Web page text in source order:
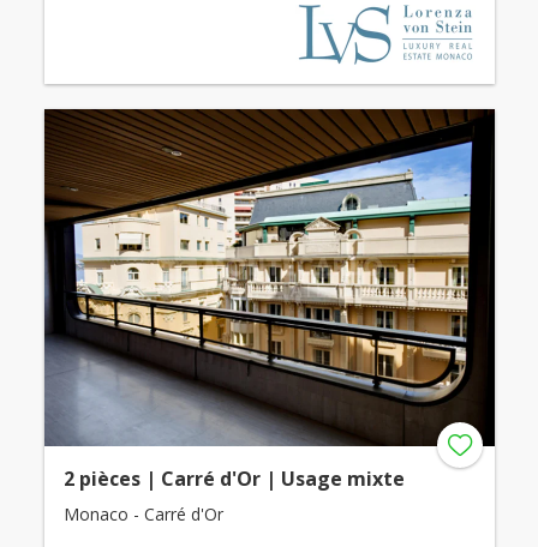
2 pièces | Carré d'Or | Usage mixte
Monaco - Carré d'Or